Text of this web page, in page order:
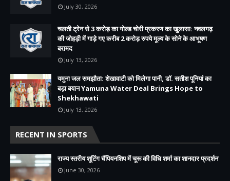
July 30, 2026
चलती ट्रेन से 3 करोड़ का गोल्ड चोरी प्रकरण का खुलासा: नवलगढ़
की जोहड़ी में गाड़े गए करीब 2 करोड़ रुपये मूल्य के सोने के आभूषण
बरामद
July 13, 2026
यमुना जल समझौता: शेखावाटी को मिलेगा पानी, डॉ. सतीश पूनियां का
बड़ा बयान Yamuna Water Deal Brings Hope to
Shekhawati
July 13, 2026
RECENT IN SPORTS
राज्य स्तरीय शूटिंग चैंपियनशिप में चूरू की विधि शर्मा का शानदार प्रदर्शन
June 30, 2026